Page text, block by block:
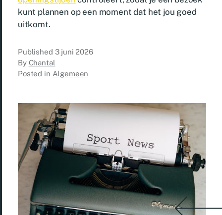
kunt plannen op een moment dat het jou goed
uitkomt.
Published 3 juni 2026
By Chantal
Posted in Algemeen